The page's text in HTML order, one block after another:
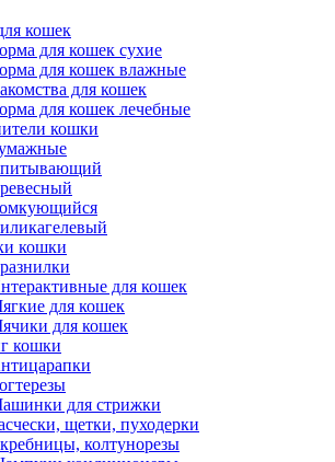
кошек
для кошек сухие
для кошек влажные
для кошек
для кошек лечебные
кошки
кошки
для кошек
для кошек
для кошек
кошки
для стрижки
щетки, пуходерки
колтунорезы